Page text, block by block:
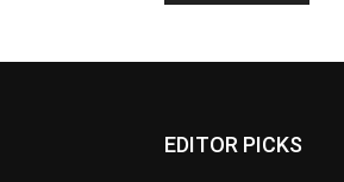
EDITOR PICKS